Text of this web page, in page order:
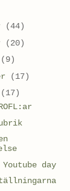
(44)
(20)
(9)
(17)
(17)
day